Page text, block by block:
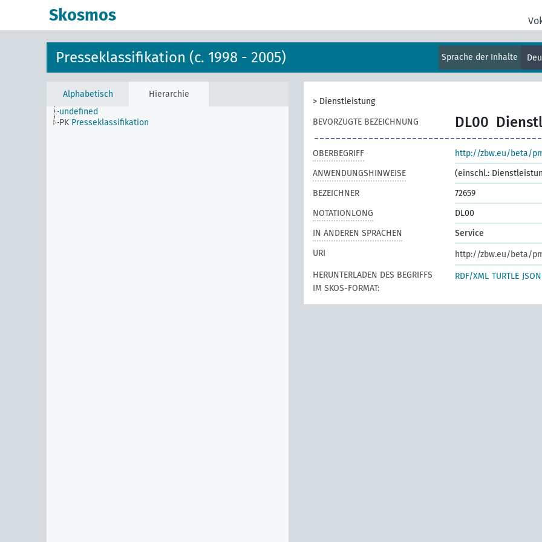
Skosmos
Presseklassifikation (c. 1998 - 2005) Sprache der Inhalte
Alphabetisch
Hierarchie
undefined
PK Presseklassifikation
> Dienstleistung
BEVORZUGTE BEZEICHNUNG
DL00
OBERBEGRIFF
http://zbw.eu/beta/
ANWENDUNGSHINWEISE
(einschl.:
BEZEICHNER
72659
NOTATIONLONG
DL00
IN ANDEREN SPRACHEN
Service
URI
http://zbw.eu/beta/
HERUNTERLADEN DES BEGRIFFS
IM SKOS-FORMAT:
RDF/XML TURTLE